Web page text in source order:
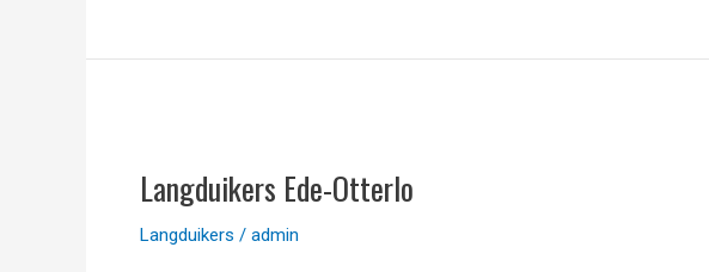
Langduikers Ede-Otterlo
Langduikers / admin
Otterlo